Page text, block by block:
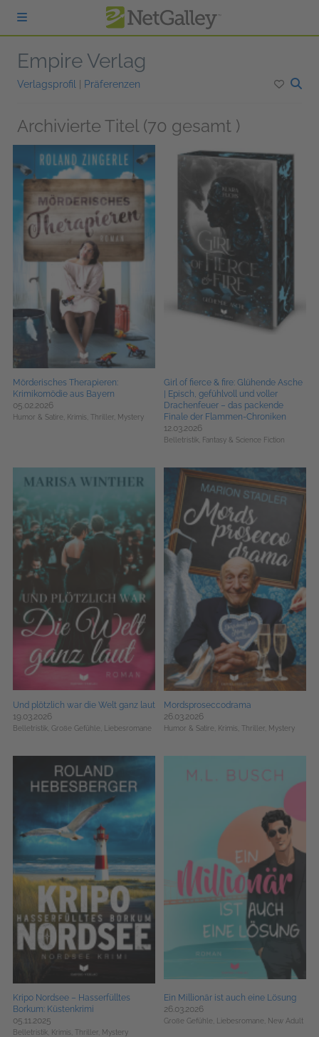
zum Hauptinhalt springen
Empire Verlag
Verlagsprofil Präferenzen
Archivierte Titel (70 gesamt )
Mörderisches Therapieren:
Krimikomödie aus Bayern
05.02.2026
Humor & Satire, Krimis, Thriller, Mystery
Girl of fierce & fire: Glühende Asche
| Episch, gefühlvoll und voller
Drachenfeuer – das packende
Finale der Flammen-Chroniken
12.03.2026
Belletristik, Fantasy & Science Fiction
Und plötzlich war die Welt ganz laut
19.03.2026
Belletristik, Große Gefühle, Liebesromane
Mordsproseccodrama
26.03.2026
Humor & Satire, Krimis, Thriller, Mystery
Kripo Nordsee – Hasserfülltes
Borkum: Küstenkrimi
05.11.2025
Belletristik, Krimis, Thriller, Mystery
Ein Millionär ist auch eine Lösung
26.03.2026
Große Gefühle, Liebesromane, New Adult